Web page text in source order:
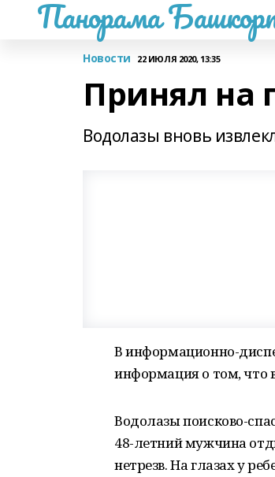
Панорама
Новости 22 ИЮЛЯ 2020, 13:35
Принял на
Водолазы вновь
В информационно-
информация о том, что
Водолазы поисково-
48-летний мужчина
нетрезв. На глазах у